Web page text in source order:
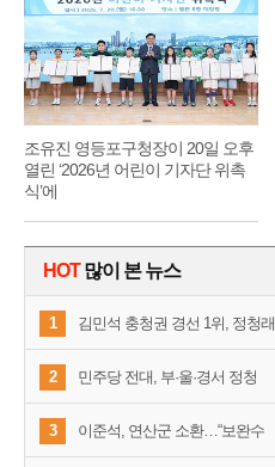
조유진 영등포구청장이 20일 오후
열린 ‘2026년 어린이 기자단 위촉
식’에
HOT많이 본 뉴스
1 김민석 충청권 경선 1위, 정청래
2 민주당 전대, 부·울·경서 정청
3 이준석, 연산군 소환…“보완수